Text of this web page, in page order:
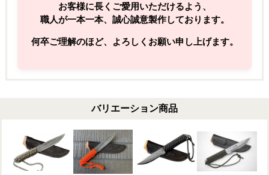
お客様に長くご愛用いただけるよう、
職人が一本一本、誠心誠意製作しております。
何卒ご理解のほど、よろしくお願い申し上げます。
バリエーション商品